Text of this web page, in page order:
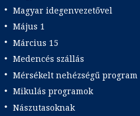
Magyar idegenvezetővel
Május 1
Március 15
Medencés szállás
Mérsékelt nehézségű program
Mikulás programok
Nászutasoknak